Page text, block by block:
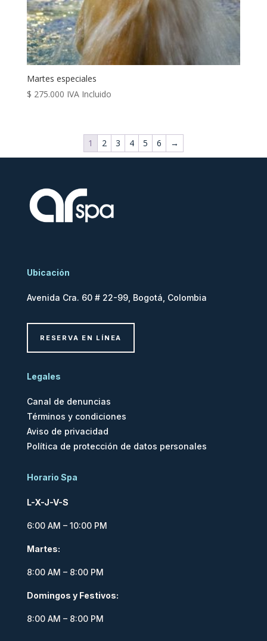
Martes especiales
$ 275.000 IVA Incluido
1 2 3 4 5 6 →
Ubicación
Avenida Cra. 60 # 22-99, Bogotá, Colombia
RESERVA EN LÍNEA
Legales
Canal de denuncias
Términos y condiciones
Aviso de privacidad
Política de protección de datos personales
Horario Spa
L-X-J-V-S
6:00 AM – 10:00 PM
Martes:
8:00 AM – 8:00 PM
Domingos y Festivos:
8:00 AM – 8:00 PM